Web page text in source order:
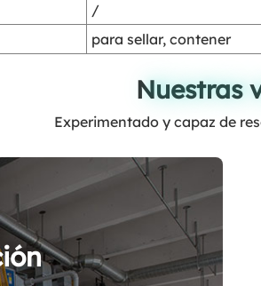
/
para sellar, contener
Nuestras
Nuestras
Experimentado y capaz de